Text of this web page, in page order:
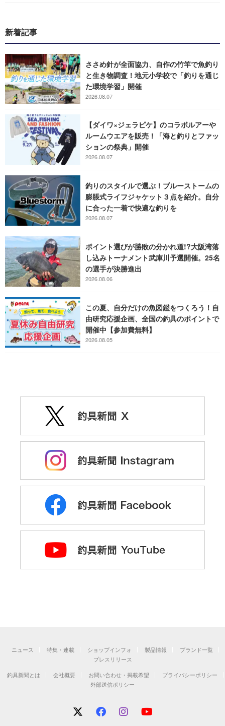
新着記事
ささめ針が全面協力、自作の竹竿で魚釣り
と生き物調査！地元小学校で「釣りを通じ
た環境学習」開催
2026.08.07
【ダイワ×ジェラピケ】のコラボルアーや
ルームウエアを販売！「海と釣りとファッ
ションの祭典」開催
2026.08.07
釣りのスタイルで選ぶ！ブルーストームの
膨脹式ライフジャケット３点を紹介。自分
に合った一着で快適な釣りを
2026.08.07
ポイント選びが勝敗の分かれ道!?大阪湾落
し込みトーナメント武庫川予選開催。25名
の選手が決勝進出
2026.08.06
この夏、自分だけの魚図鑑をつくろう！自
由研究応援企画、全国の釣具のポイントで
開催中【参加費無料】
2026.08.05
ニュース 特集・連載 ショップインフォ 製品情報
ブランド一覧
プレスリリース
釣具新聞とは
会社概要 お問い合わせ・掲載希望
プライバシーポリシー
外部送信ポリシー